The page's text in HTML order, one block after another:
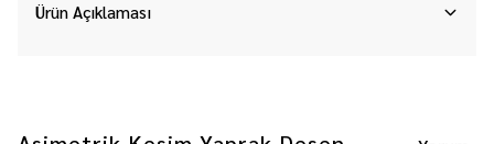
Ürün Açıklaması